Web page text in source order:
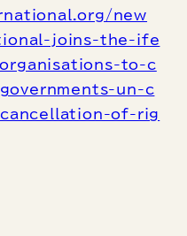
new
joins-the-ife
to-c
un-c
of-rig